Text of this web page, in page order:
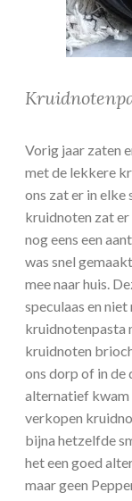
Vorig jaar zaten
met de lekkere
ons zat er in elke
kruidnoten zat
nog eens een
was snel
mee naar huis.
speculaas en
kruidnotenpasta
kruidnoten
ons dorp of in de
alternatief
verkopen
bijna hetzelfde
het een goed
maar geen